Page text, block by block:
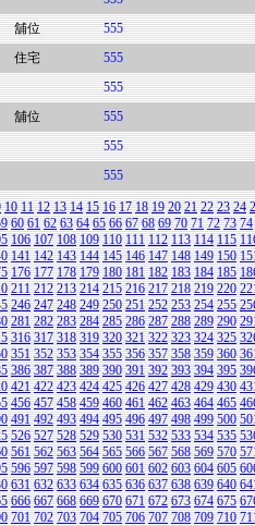
舖位
555
住宅
555
555
舖位
555
555
555
10 11 12 13 14 15 16 17 18 19 20 21 22 23 24
60 61 62 63 64 65 66 67 68 69 70 71 72 73 74
106 107 108 109 110 111 112 113 114 115
141 142 143 144 145 146 147 148 149 150
176 177 178 179 180 181 182 183 184 185
211 212 213 214 215 216 217 218 219 220
246 247 248 249 250 251 252 253 254 255
281 282 283 284 285 286 287 288 289 290
316 317 318 319 320 321 322 323 324 325
351 352 353 354 355 356 357 358 359 360
386 387 388 389 390 391 392 393 394 395
421 422 423 424 425 426 427 428 429 430
456 457 458 459 460 461 462 463 464 465
491 492 493 494 495 496 497 498 499 500
526 527 528 529 530 531 532 533 534 535
561 562 563 564 565 566 567 568 569 570
596 597 598 599 600 601 602 603 604 605
631 632 633 634 635 636 637 638 639 640
666 667 668 669 670 671 672 673 674 675
701 702 703 704 705 706 707 708 709 710